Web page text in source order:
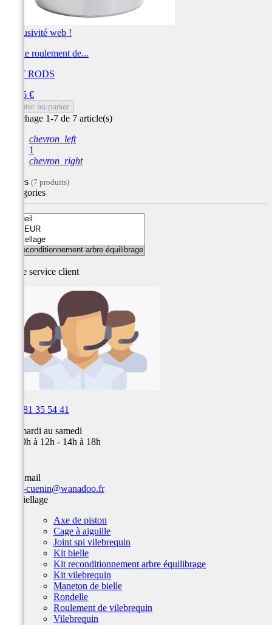
Exclusivité web !
Jeu de roulement de...
HOT RODS
20,36 €
Ajouter au panier
Affichage 1-7 de 7 article(s)
chevron_left
1
chevron_right
Filtres (7 produits)
Catégories
Notre service client
03 81 35 54 41
Du mardi au samedi
de 09h à 12h - 14h à 18h
Par email
team-cuenin@wanadoo.fr
Embiellage
Axe de piston
Cage à aiguille
Joint spi vilebrequin
Kit bielle
Kit reconditionnement arbre équilibrage
Kit vilebrequin
Maneton de bielle
Rondelle
Roulement de vilebrequin
Vilebrequin